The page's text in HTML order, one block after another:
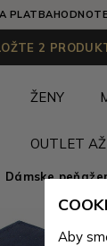
PLATBA
2
ŽENY
OUTLET
Dámske
Aby